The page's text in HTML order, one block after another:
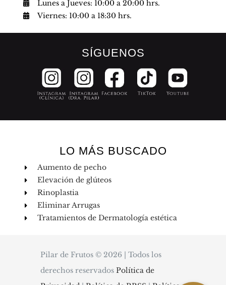
Lunes a Jueves: 10:00 a 20:00 hrs.
Viernes: 10:00 a 18:30 hrs.
SÍGUENOS
LO MÁS BUSCADO
Aumento de pecho
Elevación de glúteos
Rinoplastia
Eliminar Arrugas
Tratamientos de Dermatología estética
Pilar de Frutos © 2026 | Todos los
derechos reservados Política de